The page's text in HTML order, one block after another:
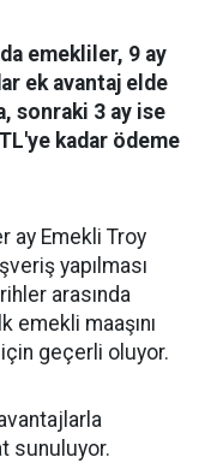
emekliler, 9 ay
ek avantaj elde
sonraki 3 ay ise
kadar ödeme
ay Emekli Troy
yapılması
arasında
emekli maaşını
geçerli oluyor.
sunuluyor.